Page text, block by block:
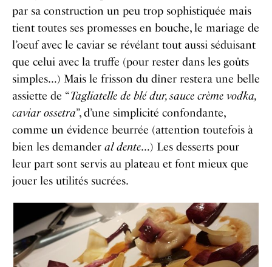
par sa construction un peu trop sophistiquée mais
tient toutes ses promesses en bouche, le mariage de
l’oeuf avec le caviar se révélant tout aussi séduisant
que celui avec la truffe (pour rester dans les goûts
simples…) Mais le frisson du dîner restera une belle
assiette de “Tagliatelle de blé dur, sauce crème vodka,
caviar ossetra”, d’une simplicité confondante,
comme un évidence beurrée (attention toutefois à
bien les demander al dente…) Les desserts pour
leur part sont servis au plateau et font mieux que
jouer les utilités sucrées.